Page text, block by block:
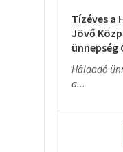
Tízéves a
Jövő
ünnepség
Hálaadó
a...